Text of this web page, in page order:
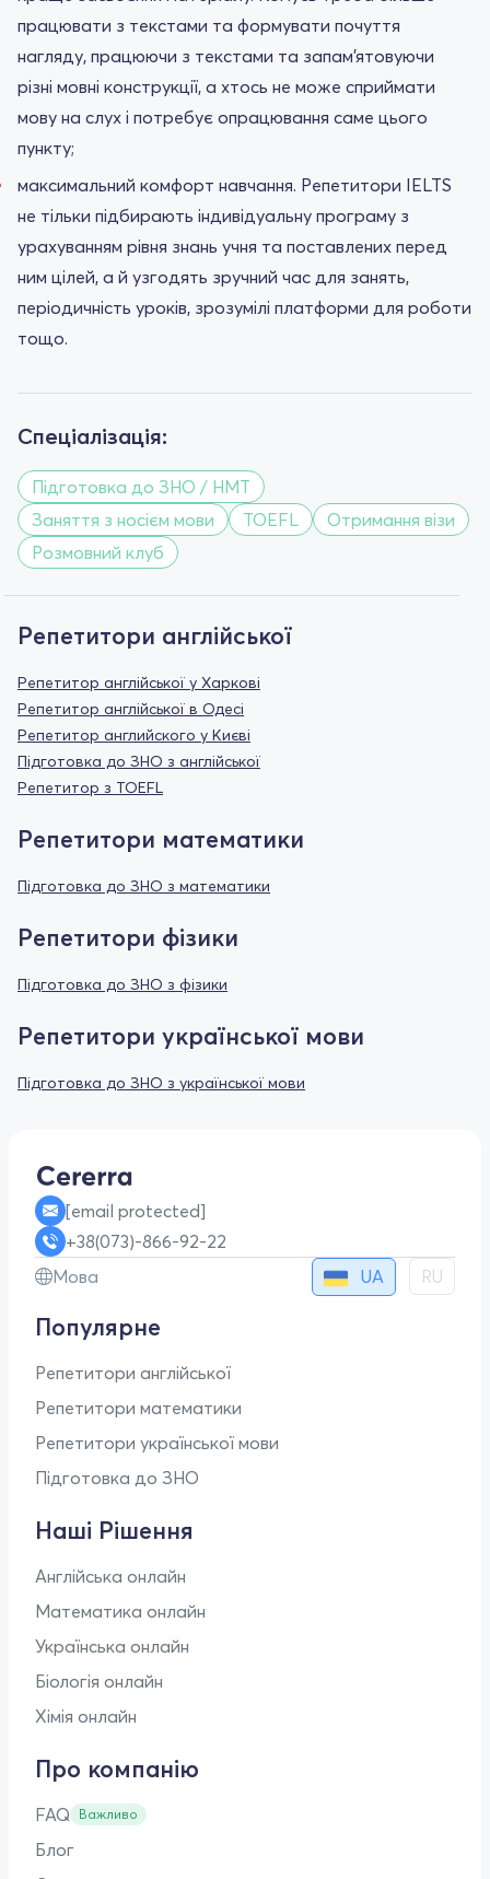
працювати з текстами та формувати почуття
нагляду, працюючи з текстами та запам'ятовуючи
різні мовні конструкції, а хтось не може сприймати
мову на слух і потребує опрацювання саме цього
пункту;
максимальний комфорт навчання. Репетитори IELTS
не тільки підбирають індивідуальну програму з
урахуванням рівня знань учня та поставлених перед
ним цілей, а й узгодять зручний час для занять,
періодичність уроків, зрозумілі платформи для роботи
тощо.
Спеціалізація:
Підготовка до ЗНО / НМТ
Заняття з носієм мови
TOEFL
Отримання візи
Розмовний клуб
Репетитори англійської
Репетитор англійської у Харкові
Репетитор англійської в Одесі
Репетитор английского у Києві
Підготовка до ЗНО з англійської
Репетитор з TOEFL
Репетитори математики
Підготовка до ЗНО з математики
Репетитори фізики
Підготовка до ЗНО з фізики
Репетитори української мови
Підготовка до ЗНО з української мови
[email protected]
+38(073)-866-92-22
Мова
UA RU
Популярне
Репетитори англійської
Репетитори математики
Репетитори української мови
Підготовка до ЗНО
Наші Рішення
Англійська онлайн
Математика онлайн
Українська онлайн
Біологія онлайн
Хімія онлайн
Про компанію
FAQ Важливо
Блог